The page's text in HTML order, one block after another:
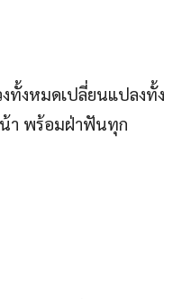
งทั้งหมดเปลี่ยนแปลงทั้ง
า พร้อมฝ่าฟันทุก